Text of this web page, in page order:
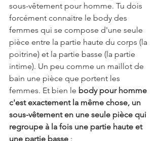
sous-vêtement pour homme. Tu dois
forcément connaitre le body des
femmes qui se compose d'une seule
pièce entre la partie haute du corps (la
poitrine) et la partie basse (la partie
intime). Un peu comme un maillot de
bain une pièce que portent les
femmes. Et bien le body pour homme
c'est exactement la même chose, un
sous-vêtement en une seule pièce qui
regroupe à la fois une partie haute et
une partie basse :